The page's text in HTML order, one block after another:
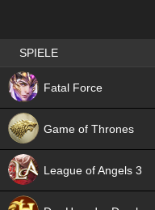
Best RPG games in Germany
SPIELE
Fatal Force
Game of Thrones
League of Angels 3